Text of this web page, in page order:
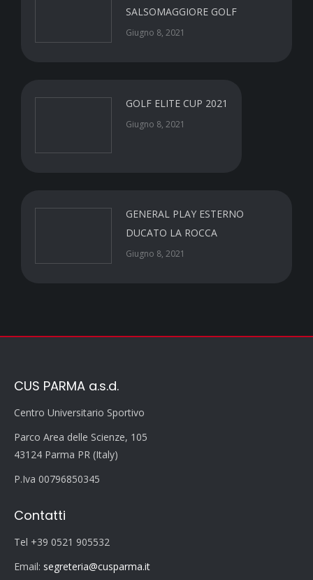
SALSOMAGGIORE GOLF
Giugno 8, 2021
GOLF ELITE CUP 2021
Giugno 8, 2021
GENERAL PLAY ESTERNO
DUCATO LA ROCCA
Giugno 8, 2021
CUS PARMA a.s.d.
Centro Universitario Sportivo
Parco Area delle Scienze, 105
43124 Parma PR (Italy)
P.Iva 00796850345
Contatti
Tel +39 0521 905532
Email: segreteria@cusparma.it